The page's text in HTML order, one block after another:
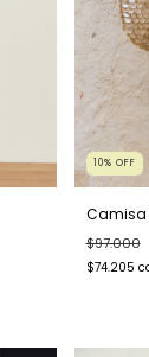
10% OFF
Camisa
$97.000
$74.205